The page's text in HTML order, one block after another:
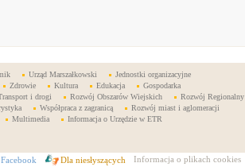
Urząd Marszałkowski
Jednostki organizacyjne
Zdrowie Kultura Edukacja
Gospodarka
i drogi Rozwój Obszarów Wiejskich
Rozwój Regionalny
Współpraca z zagranicą
Rozwój miast i aglomeracji
Multimedia Informacja o Urzędzie w ETR
Facebook Dla niesłyszących Informacja o plikach cookies